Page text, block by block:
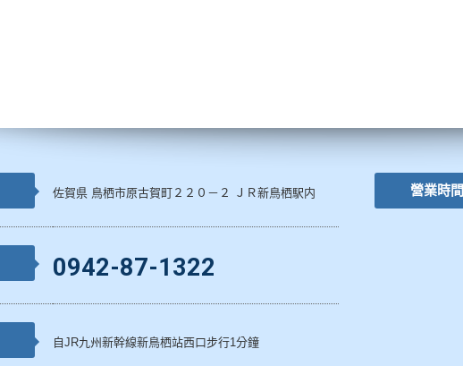
佐賀県 鳥栖市原古賀町２２０－２ ＪＲ新鳥栖駅内
0942-87-1322
自JR九州新幹線新鳥栖站西口步行1分鐘
營業時間